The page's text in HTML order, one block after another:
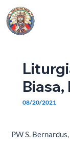
to
content
Biasa,
08/20/2021
PW S.
Post
navigation